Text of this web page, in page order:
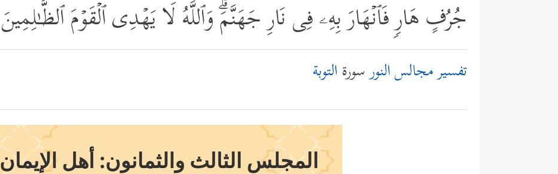
جُرُفٍ هَارࣲ فَٱنۡهَارَ بِهِۦ فِی نَارِ جَهَنَّمَۗ وَٱللَّهُ لَا یَهۡدِی ٱلۡقَوۡمَ ٱلظَّـٰلِمِینَ
تفسير مجالس النورسورةالتوبة
المجلس الثالث والثمانون: أهل الإيمان